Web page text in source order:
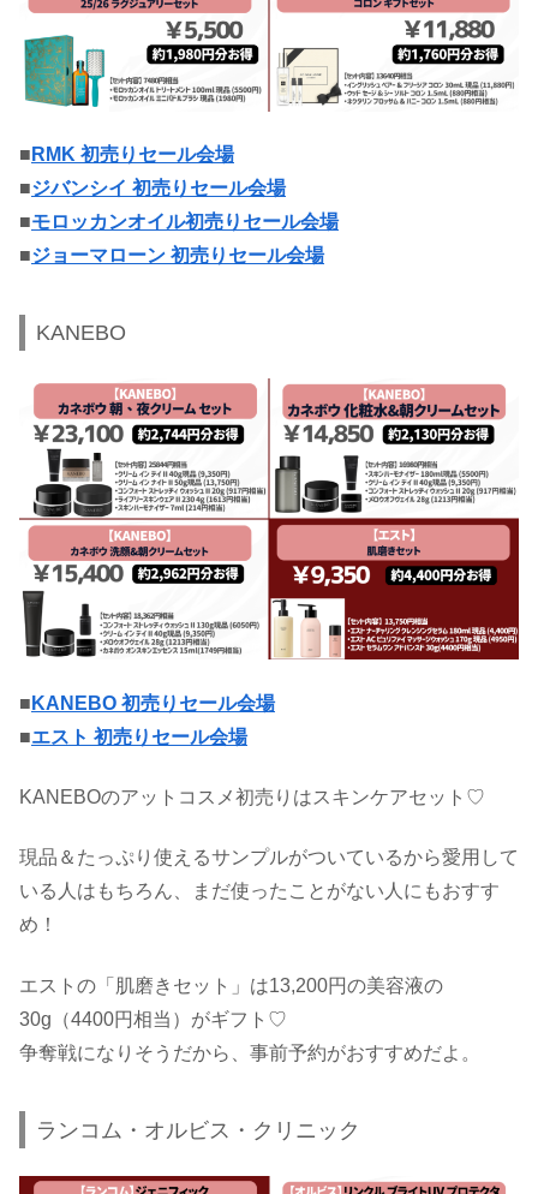
■ RMK 初売りセール会場
■ジバンシイ 初売りセール会場
■モロッカンオイル初売りセール会場
■ジョーマローン 初売りセール会場
KANEBO
■ KANEBO 初売りセール会場
■エスト 初売りセール会場
KANEBOのアットコスメ初売りはスキンケアセット♡
現品＆たっぷり使えるサンプルがついているから愛用して
いる人はもちろん、まだ使ったことがない人にもおすす
め！
エストの「肌磨きセット」は13,200円の美容液の
30g（4400円相当）がギフト♡
争奪戦になりそうだから、事前予約がおすすめだよ。
ランコム・オルビス・クリニック